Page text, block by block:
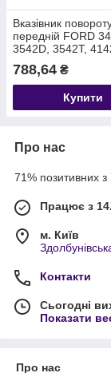
Вказівник
передній FORD
3542D, 3542T,
788,64 ₴
Купити
Про нас
71% позитивних з
Працює з
м. Київ
Контакти
Сьогодні
Показати
Про нас